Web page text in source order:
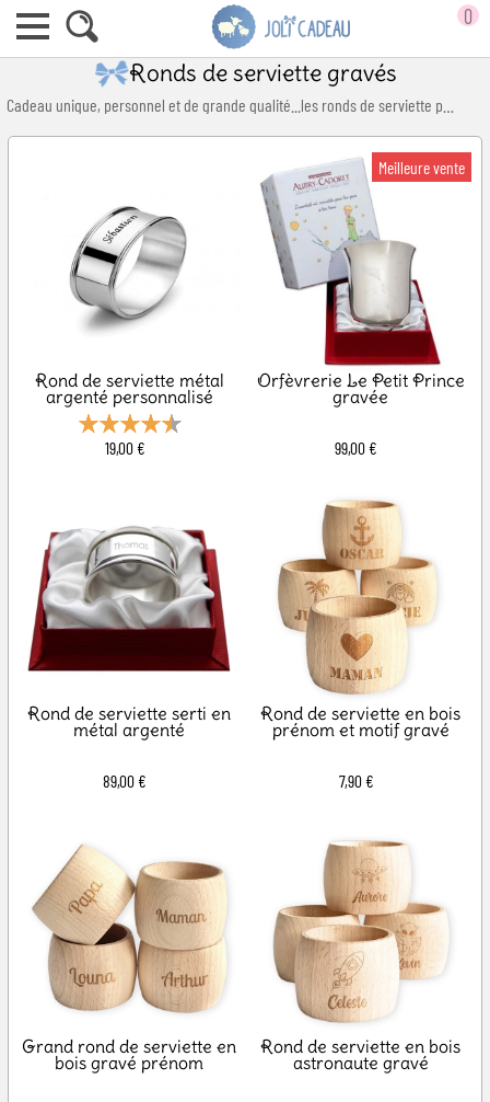
0
Ronds de serviette gravés
Rond de serviette métal
argenté personnalisé
19,00 €
Orfèvrerie Le Petit Prince
gravée
99,00 €
Rond de serviette serti en
métal argenté
89,00 €
Rond de serviette en bois
prénom et motif gravé
7,90 €
Grand rond de serviette en
bois gravé prénom
Rond de serviette en bois
astronaute gravé